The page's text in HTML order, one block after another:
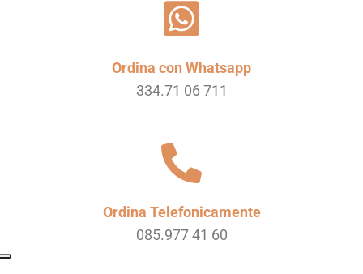
Ordina con Whatsapp
334.71 06 711
Ordina Telefonicamente
085.977 41 60